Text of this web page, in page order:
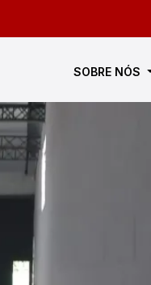
SOBRE NÓS